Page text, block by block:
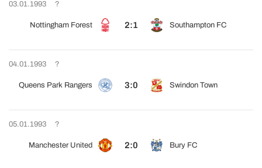
03.01.1993 ?
Nottingham Forest 2:1 Southampton FC
04.01.1993 ?
Queens Park Rangers 3:0 Swindon Town
05.01.1993 ?
Manchester United 2:0 Bury FC